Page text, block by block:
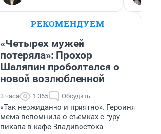
РЕКОМЕНДУЕМ
«Четырех мужей
потеряла»: Прохор
Шаляпин проболтался о
новой возлюбленной
3 часа 1 365 Обсудить
«Так неожиданно и приятно». Героиня
мема вспомнила о съемках с гуру
пикапа в кафе Владивостока